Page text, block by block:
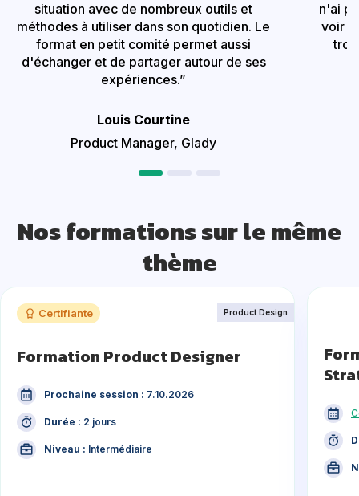
situation avec de nombreux outils et
méthodes à utiliser dans son quotidien. Le
format en petit comité permet aussi
d'échanger et de partager autour de ses
expériences.”
Louis Courtine
Product Manager, Glady
n'ai
voir
Nos formations sur le même
thème
Product Design
Certifiante
Formation Product Designer
Prochaine session : 7.10.2026
Durée : 2 jours
Niveau : Intermédiaire